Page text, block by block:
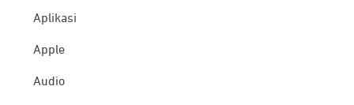
Aplikasi
Apple
Audio